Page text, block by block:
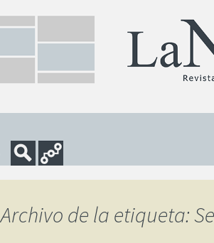
Archivo de la etiqueta: